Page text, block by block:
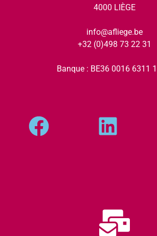
4000 LIÈGE
info@afliege.be
+32 (0)498 73 22 31
Banque : BE36 0016 6311